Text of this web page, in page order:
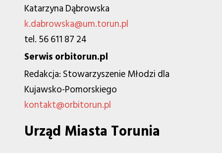
Katarzyna Dąbrowska
k.dabrowska@um.torun.pl
tel. 56 611 87 24
Serwis orbitorun.pl
Redakcja: Stowarzyszenie Młodzi dla
Kujawsko-Pomorskiego
kontakt@orbitorun.pl
Urząd Miasta Torunia